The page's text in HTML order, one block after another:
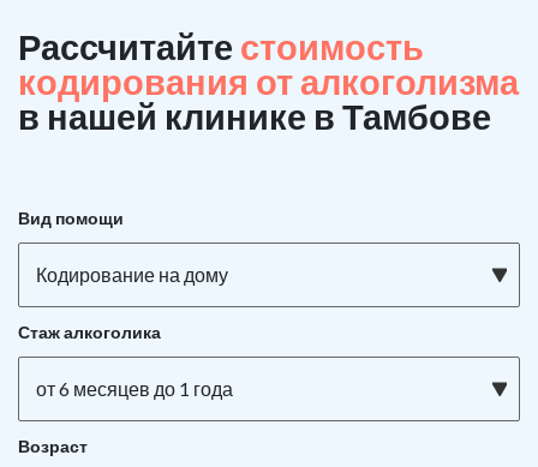
Рассчитайте стоимость
кодирования от алкоголизма
в нашей клинике в Тамбове
Вид помощи
Кодирование на дому
Стаж алкоголика
от 6 месяцев до 1 года
Возраст